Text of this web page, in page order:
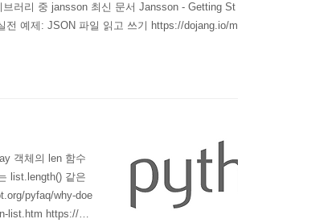
러리 중 jansson 최신 문서 Jansson - Getting St
예제: JSON 파일 읽고 쓰기 https://dojang.io/m
객체의 len 함수
list.length() 같은
pyfaq/why-doe
list.htm https://do